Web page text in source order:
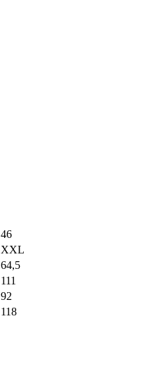
46
XXL
64,5
111
92
118